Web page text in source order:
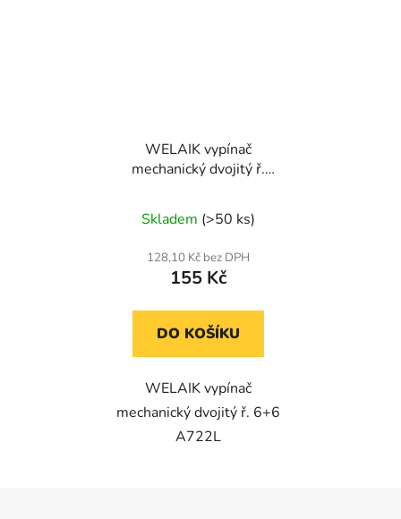
WELAIK vypínač
mechanický dvojitý ř.
creme
Skladem (>50 ks)
128,10 Kč bez DPH
155 Kč
DO KOŠÍKU
WELAIK vypínač
mechanický dvojitý ř. 6+6
A722L